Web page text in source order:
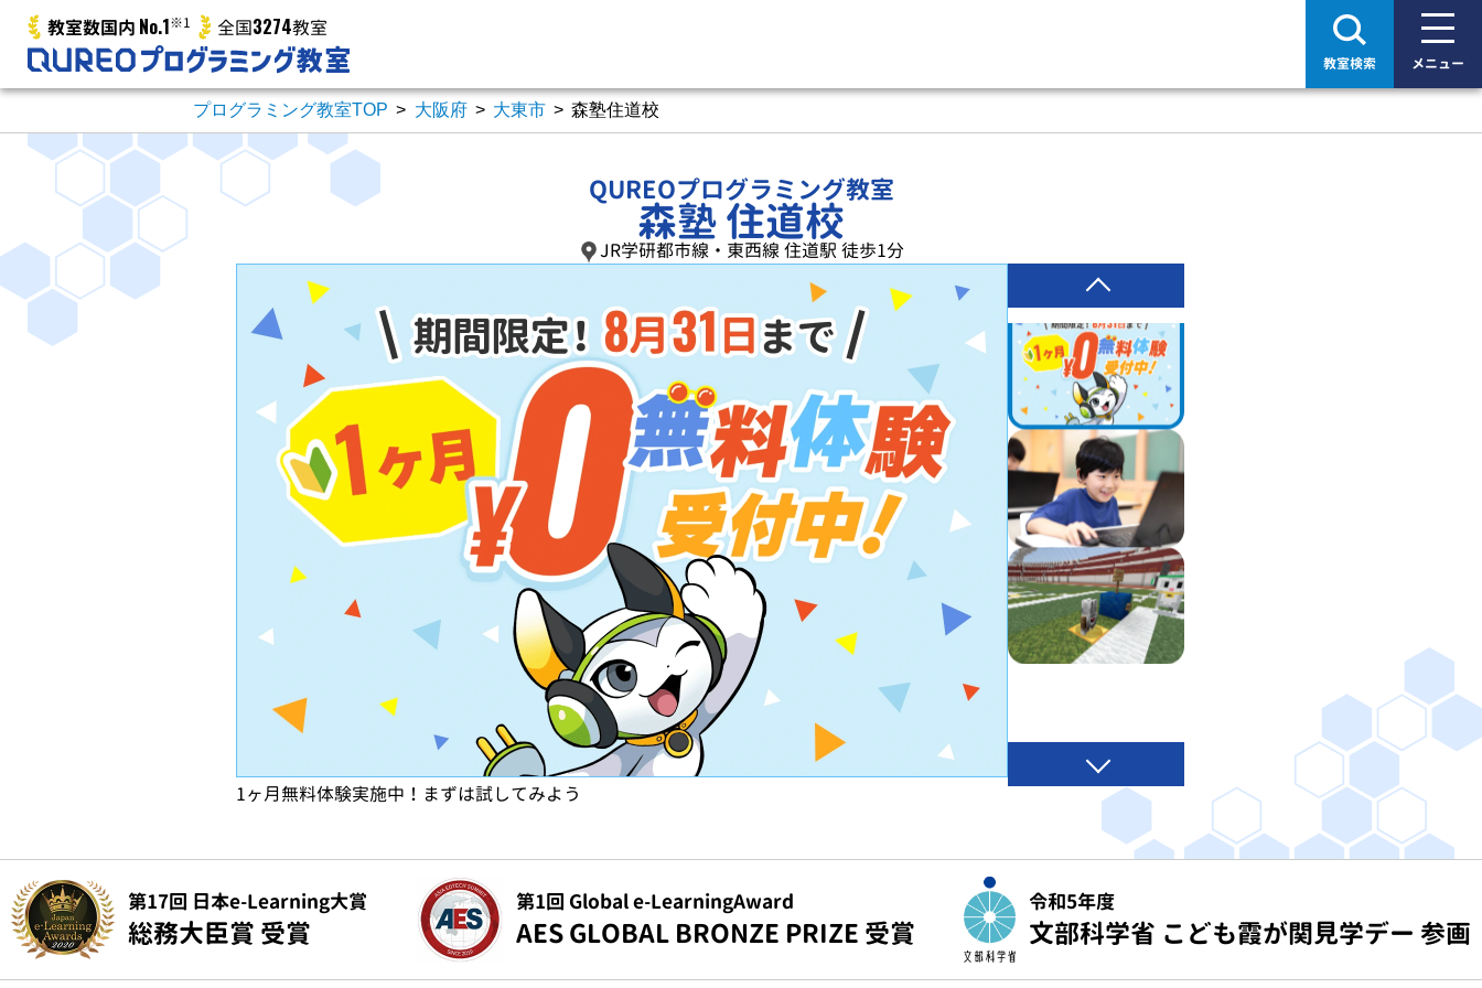
教室数国内 No.1※1 全国3274教室
教室検索 メニュー
プログラミング教室TOP > 大阪府 > 大東市 > 森塾住道校
QUREOプログラミング教室
森塾 住道校
JR学研都市線・東西線 住道駅 徒歩1分
1ヶ月無料体験実施中！まずは試してみよう
第17回 日本e-Learning大賞
総務大臣賞 受賞
第1回 Global e-LearningAward
AES GLOBAL BRONZE PRIZE 受賞
令和5年度
文部科学省 こども霞が関見学デー 参画